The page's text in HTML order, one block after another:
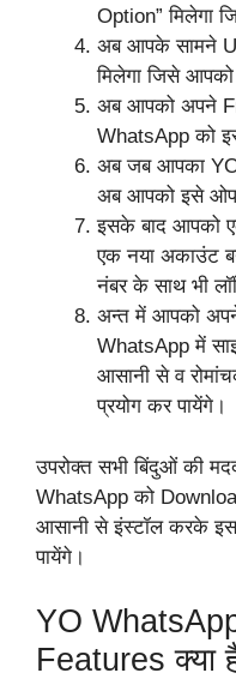
Option” मिलेगा
अब आपके सामने
मिलेगा जिसे आपको
अब आपको अपने
WhatsApp को
अब जब आपका YO
अब आपको इसे
इसके बाद आपको
एक नया अकाउंट
नंबर के साथ भी
अन्त में आपको
WhatsApp में
आसानी से व
प्रयोग कर पायेंगे।
उपरोक्त सभी बिंदुओं की
WhatsApp को
आसानी से इंस्टॉल करके
पायेंगे।
YO
Features क्या